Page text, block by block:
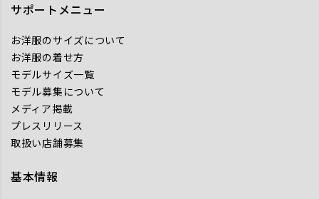
サポートメニュー
お洋服のサイズについて
お洋服の着せ方
モデルサイズ一覧
モデル募集について
メディア掲載
プレスリリース
取扱い店舗募集
基本情報